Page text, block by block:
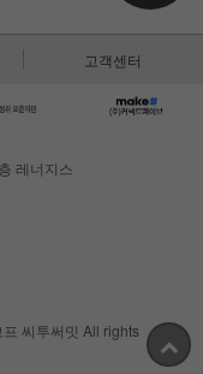
고객센터
레너지스
씨투써밋 All rights